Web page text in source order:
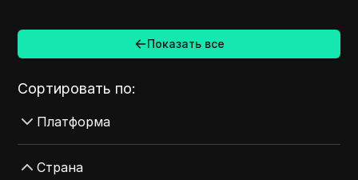
Показать все
Сортировать по:
Платформа
Страна